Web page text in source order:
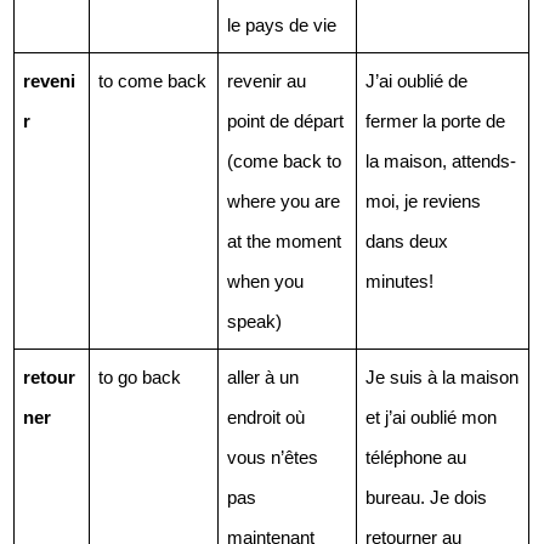
coming back semaine, [so you were somewhere and you
Commençons avec le verbe rentrer. Rentrer, donc, c'est
le verbe RE-entrer. "Entrer" c'est "to come in", donc c'est
"to come in again" maybe? Donc, la vraie traduction,
c'est "to come back" mais "to come back HOME". C'est
ça l'idée essentielle. Ça veut dire aller dans un endroit
(to a place) that is home. Donc ça peut être votre
maison, par exemple, ou le pays d'où vous venez (where
you're coming from). Ou alors le pays où vous habitez.
Par exemple pour moi, ce sont deux choses différentes.
Moi, je suis française, donc mon pays d'origine, c'est la
le pays de vie
reveni
r
to come back revenir au
point de départ
(come back to
where you are
at the moment
when you
speak)
J’ai oublié de
fermer la porte de
la maison, attends-
moi, je reviens
dans deux
minutes!
retour
ner
to go back aller à un
endroit où
vous n’êtes
pas
maintenant
Je suis à la maison
et j’ai oublié mon
téléphone au
bureau. Je dois
retourner au